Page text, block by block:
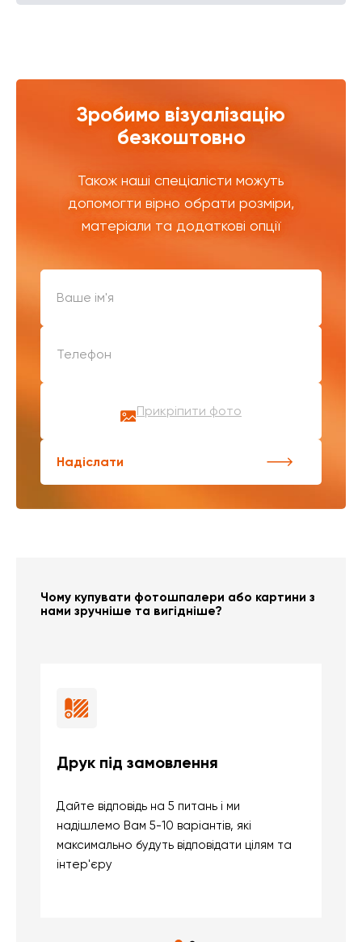
Зробимо візуалізацію
безкоштовно
Також наші спеціалісти можуть
допомогти вірно обрати розміри,
матеріали та додаткові опції
Прикріпити фото
Надіслати
Чому купувати фотошпалери або картини з
нами зручніше та вигідніше?
Друк під замовлення
Дайте відповідь на 5 питань і ми
надішлемо Вам 5-10 варіантів, які
максимально будуть відповідати цілям та
інтер'єру